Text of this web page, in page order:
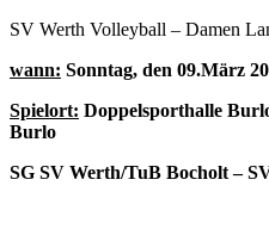
SV Werth Volleyball – Damen
wann: Sonntag, den 09.März
Spielort: Doppelsporthalle
Burlo
SG SV Werth/TuB